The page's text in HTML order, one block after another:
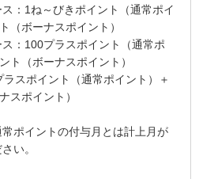
：1ね～びきポイント（通常ポイ
（ボーナスポイント）
：100プラスポイント（通常ポ
ト（ボーナスポイント）
スポイント（通常ポイント）＋
スポイント）
ポイントの付与月とは計上月が
い。